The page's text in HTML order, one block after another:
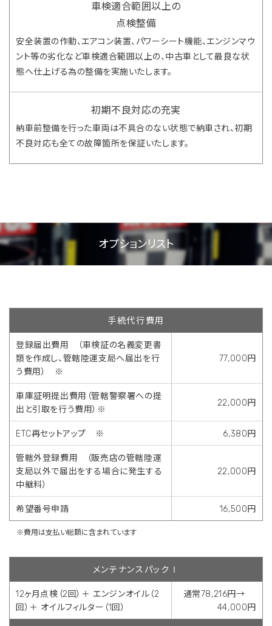
車検適合範囲以上の
点検整備
安全装置の作動、エアコン装置、パワーシート機能、エンジンマウ
ント等の劣化など車検適合範囲以上の、中古車として最良な状
態へ仕上げる為の整備を実施いたします。
初期不良対応の充実
納車前整備を行った車両は不具合のない状態で納車され、初期
不良対応も全ての故障箇所を保証いたします。
オプションリスト
手続代行費用
登録届出費用 （車検証の名義変更書
類を作成し、管轄陸運支局へ届出を行
う費用） ※
77,000円
車庫証明提出費用（管轄警察署への提
出と引取を行う費用）※
22,000円
ETC再セットアップ ※ 6,380円
管轄外登録費用 （販売店の管轄陸運
支局以外で届出をする場合に発生する
中継料）
22,000円
希望番号申請 16,500円
※費用は支払い総額に含まれています
メンテナンスパックⅠ
12ヶ月点検（2回）＋ エンジンオイル（2
回）＋ オイルフィルター（1回）
通常78,216円→
44,000円